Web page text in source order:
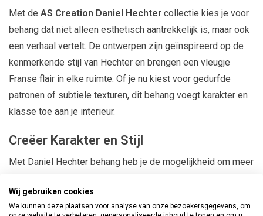
Met de AS Creation Daniel Hechter collectie kies je voor
behang dat niet alleen esthetisch aantrekkelijk is, maar ook
een verhaal vertelt. De ontwerpen zijn geïnspireerd op de
kenmerkende stijl van Hechter en brengen een vleugje
Franse flair in elke ruimte. Of je nu kiest voor gedurfde
patronen of subtiele texturen, dit behang voegt karakter en
klasse toe aan je interieur.
Creëer Karakter en Stijl
Met Daniel Hechter behang heb je de mogelijkheid om meer
behang is perfect voor het creëren van een statementwand
of het transformeren van een hele kamer in een stijlvolle en
Wij gebruiken cookies
We kunnen deze plaatsen voor analyse van onze bezoekersgegevens, om